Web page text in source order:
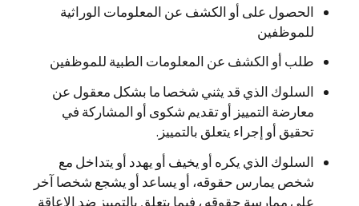
الحصول على أو الكشف عن المعلومات الوراثية
للموظفين
طلب أو الكشف عن المعلومات الطبية للموظفين
السلوك الذي قد يثني شخصا ما بشكل معقول عن
معارضة التمييز أو تقديم شكوى أو المشاركة في
تحقيق أو إجراء يتعلق بالتمييز.
السلوك الذي يكره أو يخيف أو يهدد أو يتداخل مع
شخص يمارس حقوقه، أو يساعد أو يشجع شخصا آخر
على ممارسة حقوقه ، فيما يتعلق بالتمييز ضد الإعاقة